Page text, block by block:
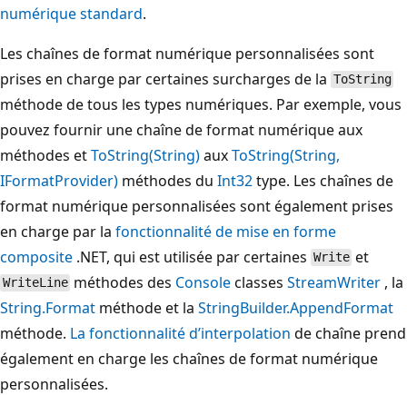
numérique standard.
Les chaînes de format numérique personnalisées sont
prises en charge par certaines surcharges de la ToString
méthode de tous les types numériques. Par exemple, vous
pouvez fournir une chaîne de format numérique aux
méthodes etToString(String)auxToString(String,
IFormatProvider) méthodes du Int32type. Les chaînes de
format numérique personnalisées sont également prises
en charge par la fonctionnalité de mise en forme
composite .NET, qui est utilisée par certaines Write et
WriteLine méthodes des ConsoleclassesStreamWriter , la
String.Format méthode et la StringBuilder.AppendFormat
méthode. La fonctionnalité d’interpolation de chaîne prend
également en charge les chaînes de format numérique
personnalisées.